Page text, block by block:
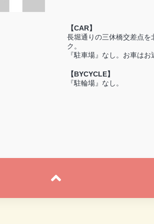
【CAR】
長堀通りの三休橋交差点を
ク。
『駐車場』なし。お車は
【BYCYCLE】
『駐輪場』なし。